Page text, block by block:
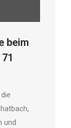
beim
und